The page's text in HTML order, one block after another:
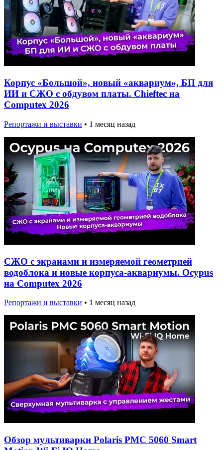
Корпус «Большой», новый «аквариум», БП для
ИИ и СЖО с обдувом платы. Chieftec на
Computex 2026
Репортажи и выставки • 1 месяц назад
СЖО с экранами и измеряемой геометрией
водоблока и новые корпуса-аквариумы. Ocypus
на Computex 2026
Репортажи и выставки • 1 месяц назад
Обзор мультиварки Polaris PMC 5060 Smart